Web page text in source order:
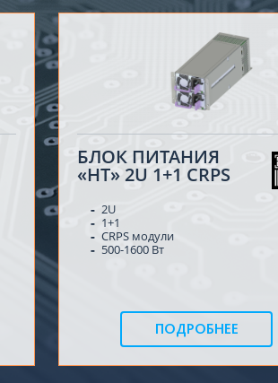
БЛОК ПИТАНИЯ
«НТ» 2U 1+1 CRPS
2U
1+1
CRPS модули
500-1600 Вт
ПОДРОБНЕЕ